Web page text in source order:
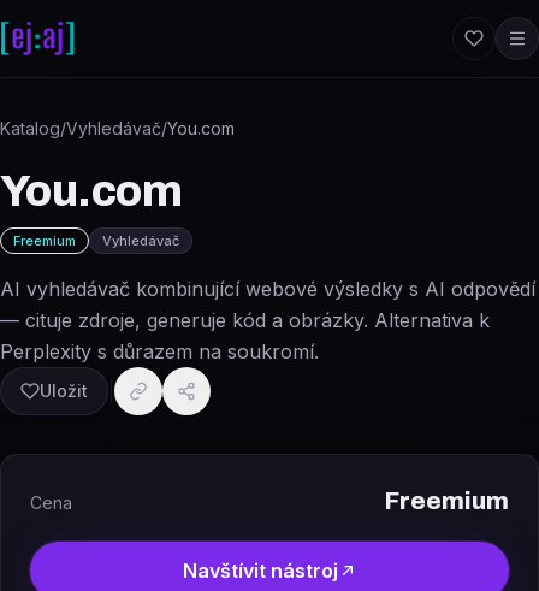
Katalog/Vyhledávač/You.com
You.com
Freemium Vyhledávač
AI vyhledávač kombinující webové výsledky s AI odpovědí
— cituje zdroje, generuje kód a obrázky. Alternativa k
Perplexity s důrazem na soukromí.
Uložit
Cena Freemium
Navštívit nástroj